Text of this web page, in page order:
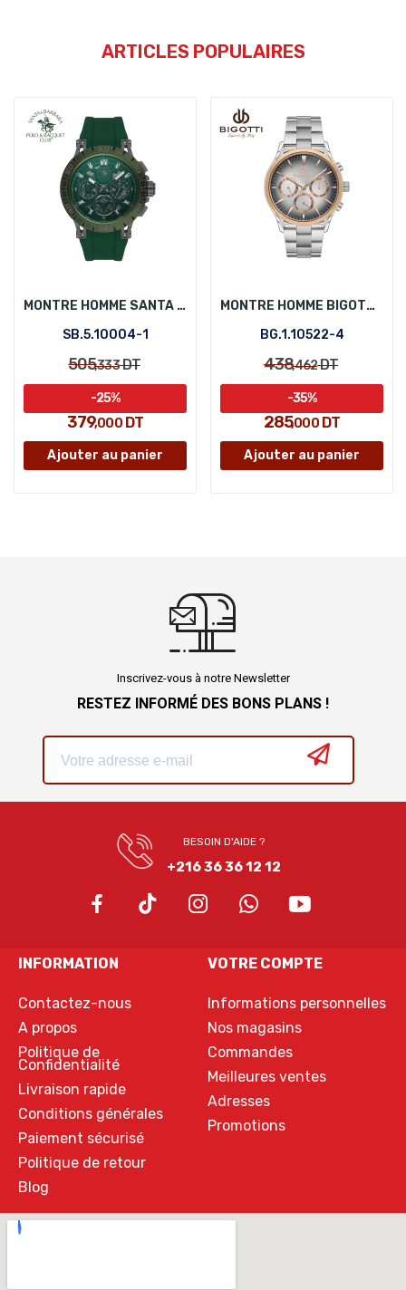
ARTICLES POPULAIRES
MONTRE HOMME SANTA BARBARA POLO SB.5.10004-1
SB.5.10004-1
505,333DT
379,000DT
-25%
Ajouter au panier
MONTRE HOMME BIGOTTI BG.1.10522-4
BG.1.10522-4
438,462DT
285,000DT
-35%
Ajouter au panier
Inscrivez-vous à notre Newsletter
RESTEZ INFORMÉ DES BONS PLANS !
BESOIN D'AIDE ?
+216 36 36 12 12
INFORMATION
Contactez-nous
A propos
Politique de
Confidentialité
Livraison rapide
Conditions générales
Paiement sécurisé
Politique de retour
Blog
VOTRE COMPTE
Informations personnelles
Nos magasins
Commandes
Meilleures ventes
Adresses
Promotions